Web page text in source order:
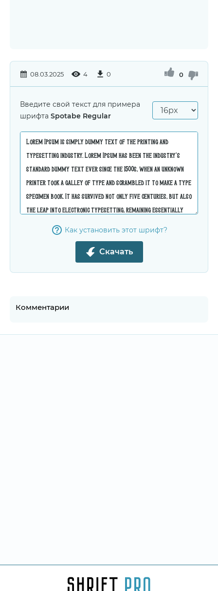
08.03.2025 4 0 0
Введите свой текст для примера
шрифта Spotabe Regular
Как установить этот шрифт?
Скачать
Комментарии